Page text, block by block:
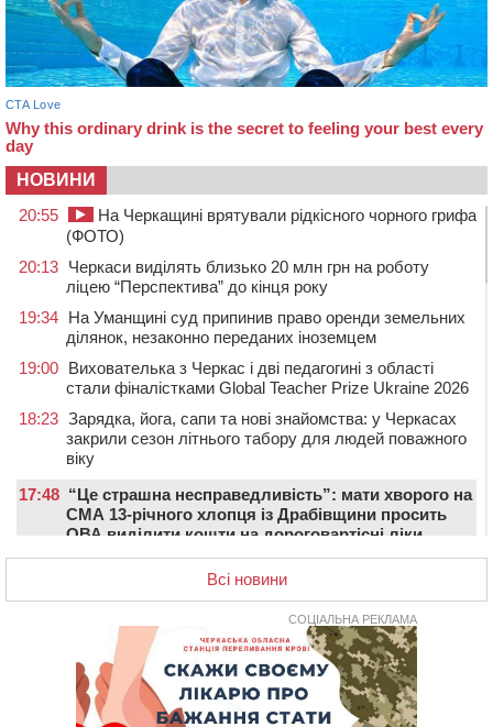
НОВИНИ
20:55
На Черкащині врятували рідкісного чорного грифа
(ФОТО)
20:13 Черкаси виділять близько 20 млн грн на роботу
ліцею “Перспектива” до кінця року
19:34 На Уманщині суд припинив право оренди земельних
ділянок, незаконно переданих іноземцем
19:00 Вихователька з Черкас і дві педагогині з області
стали фіналістками Global Teacher Prize Ukraine 2026
18:23 Зарядка, йога, сапи та нові знайомства: у Черкасах
закрили сезон літнього табору для людей поважного
віку
17:48 “Це страшна несправедливість”: мати хворого на
СМА 13-річного хлопця із Драбівщини просить
ОВА виділити кошти на дороговартісні ліки
На Уманщині судитимуть колишню очільницю відділу
освіти через закупівлю електрики за завищеною
У Черкасах провели в останню путь двох
загиблих воїнів
До 1 вересня у Черкасах оновлюють дорожню
розмітку біля навчальних закладів (ФОТОФАКТ)
Всі новини
СОЦІАЛЬНА РЕКЛАМА